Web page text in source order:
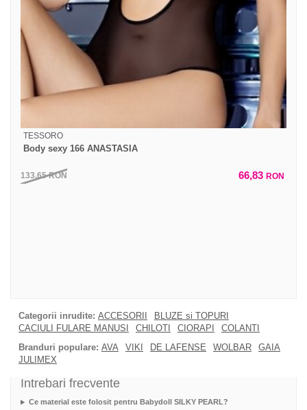
TESSORO
Body sexy 166 ANASTASIA
133,65RON 66,83 RON
Categorii inrudite: ACCESORII
BLUZE si TOPURI
CACIULI FULARE MANUSI
CHILOTI CIORAPI
COLANTI
Branduri populare: AVA VIKI DE LAFENSE WOLBAR
GAIA
JULIMEX
Intrebari frecvente
Ce material este folosit pentru Babydoll SILKY PEARL?